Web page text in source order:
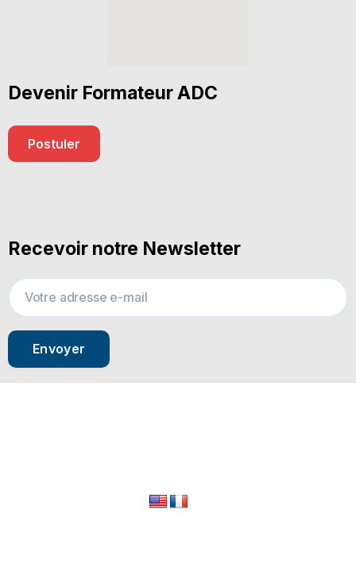
Devenir Formateur ADC
Postuler
Recevoir notre Newsletter
Envoyer